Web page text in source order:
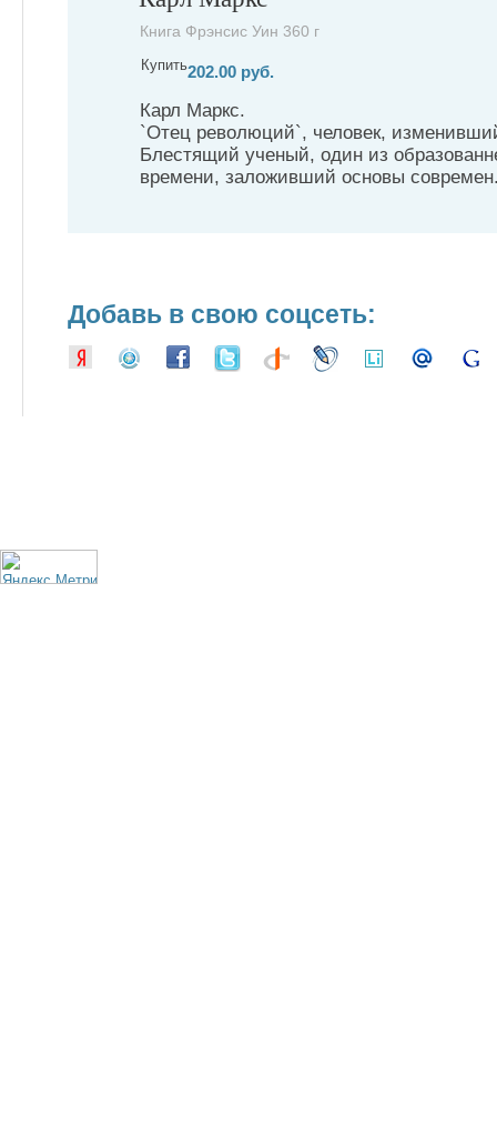
Книга Фрэнсис Уин 360 г
Купить202.00 руб.
Карл Маркс.
`Отец революций`, человек,
Блестящий ученый, один из
времени, заложивший основы
Добавь в свою соцсеть: